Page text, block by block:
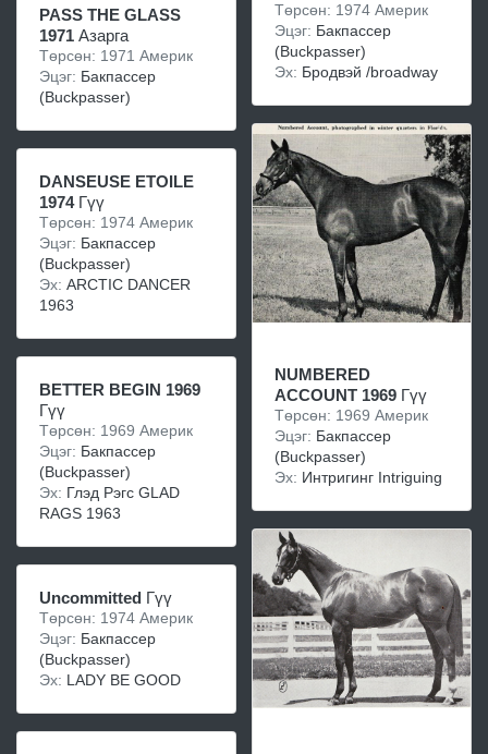
PASS THE GLASS
1971 Азарга
Төрсөн: 1971 Америк
Эцэг: Бакпассер
(Buckpasser)
DANSEUSE ETOILE
1974Гүү
Төрсөн: 1974 Америк
Эцэг: Бакпассер
(Buckpasser)
Эх: ARCTIC DANCER
1963
BETTER BEGIN 1969
Гүү
Төрсөн: 1969 Америк
Эцэг: Бакпассер
(Buckpasser)
Эх: Глэд Рэгс GLAD
RAGS 1963
Uncommitted Гүү
Төрсөн: 1974 Америк
Эцэг: Бакпассер
(Buckpasser)
Эх: LADY BE GOOD
Төрсөн: 1974 Америк
Эцэг: Бакпассер
(Buckpasser)
Эх: Бродвэй /broadway
NUMBERED
ACCOUNT 1969 Гүү
Төрсөн: 1969 Америк
Эцэг: Бакпассер
(Buckpasser)
Эх: Интригинг Intriguing